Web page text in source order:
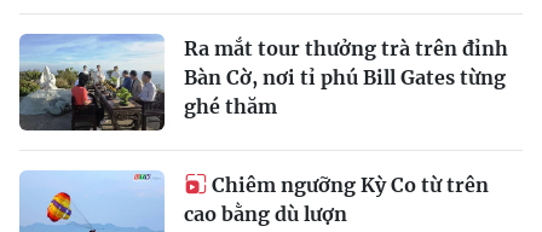
Ra mắt tour thưởng trà trên đỉnh
Bàn Cờ, nơi tỉ phú Bill Gates từng
ghé thăm
Chiêm ngưỡng Kỳ Co từ trên
cao bằng dù lượn